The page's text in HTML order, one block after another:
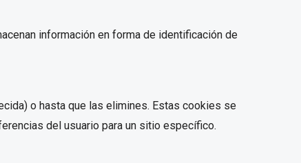
información en forma de identificación de
o hasta que las elimines. Estas cookies se
del usuario para un sitio específico.